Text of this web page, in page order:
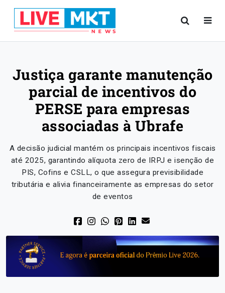
Justiça garante manutenção
parcial de incentivos do
PERSE para empresas
associadas à Ubrafe
A decisão judicial mantém os principais incentivos fiscais
até 2025, garantindo alíquota zero de IRPJ e isenção de
PIS, Cofins e CSLL, o que assegura previsibilidade
tributária e alivia financeiramente as empresas do setor
de eventos